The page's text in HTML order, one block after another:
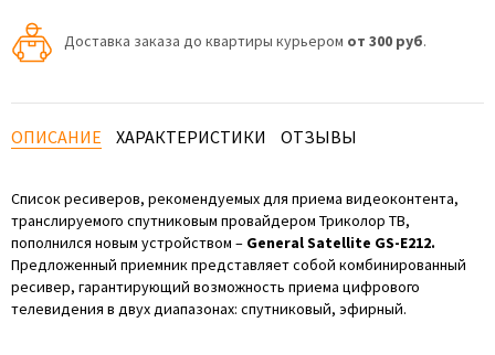
Доставка заказа до квартиры курьером от 300 руб.
ОПИСАНИЕ ХАРАКТЕРИСТИКИ ОТЗЫВЫ
Список ресиверов, рекомендуемых для приема видеоконтента,
транслируемого спутниковым провайдером Триколор ТВ,
пополнился новым устройством – General Satellite GS-E212.
Предложенный приемник представляет собой комбинированный
ресивер, гарантирующий возможность приема цифрового
телевидения в двух диапазонах: спутниковый, эфирный.